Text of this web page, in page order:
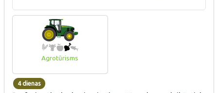
Agrotūrisms
4 dienas